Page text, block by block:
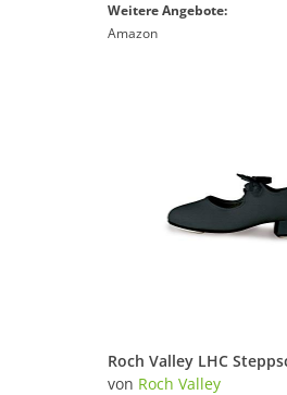
Weitere Angebote:
Amazon
von Roch Valley